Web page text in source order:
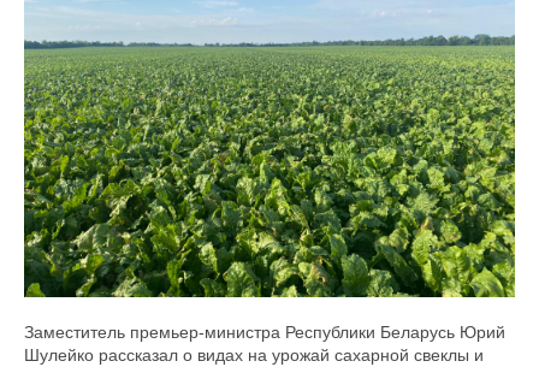
Заместитель премьер-министра Республики Беларусь Юрий
Шулейко рассказал о видах на урожай сахарной свеклы и